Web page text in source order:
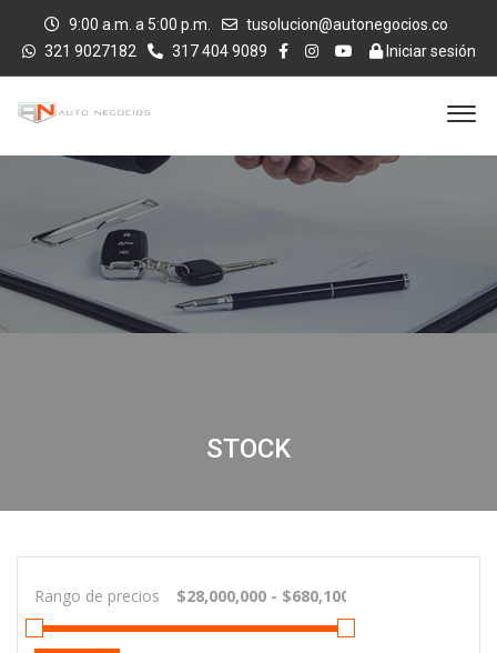
9:00 a.m. a 5:00 p.m.
tusolucion@autonegocios.co
321 9027182
317 404 9089 Iniciar sesión
STOCK
Rango de precios